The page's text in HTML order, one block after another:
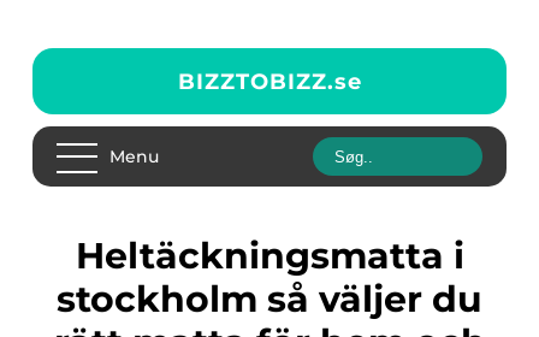
BIZZTOBIZZ.se
Menu
Heltäckningsmatta i
stockholm så väljer du